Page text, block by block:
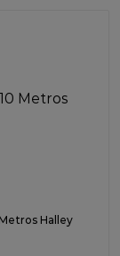
Halley